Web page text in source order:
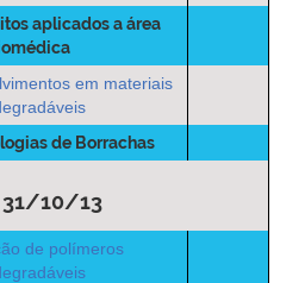
aplicados a área
em materiais
de Borrachas
31/10/13
de polímeros